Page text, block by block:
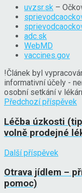
uvzsr.sk –
adc.sk
WebMD
vaccines.gov
!Článek byl
informativní účely -
osobní setkání v
Předchozí příspěvek
Léčba úzkosti
volně prodejné
Další příspěvek
Otrava jídlem –
pomoc)